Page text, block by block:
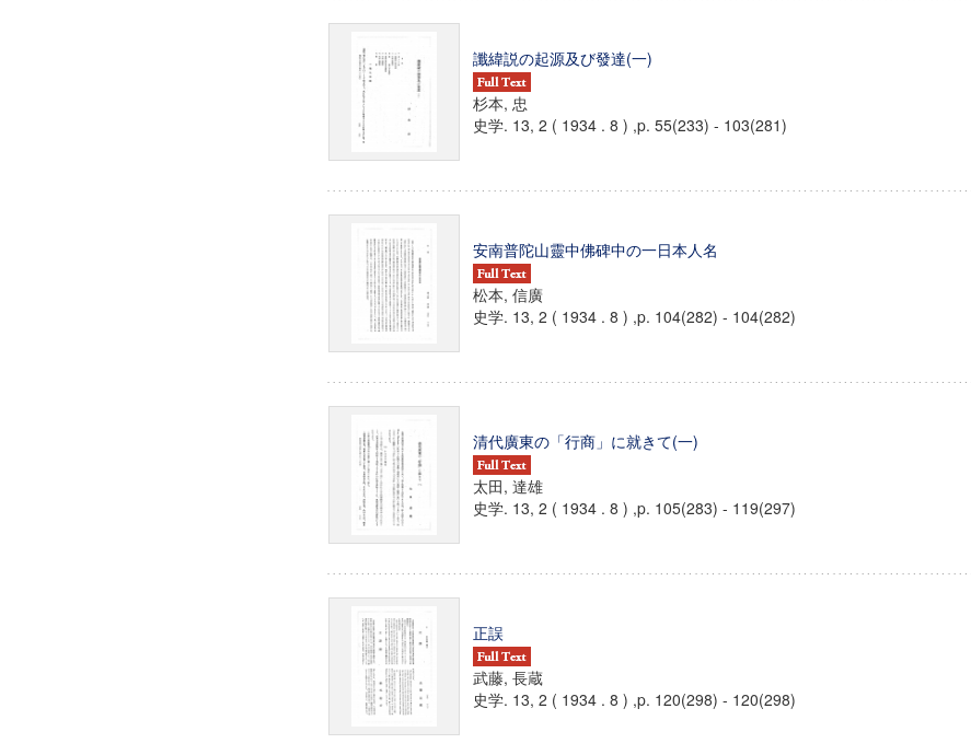
讖緯説の起源及び發達(一)
杉本, 忠
史学. 13, 2 ( 1934 . 8 ) ,p. 55(233) - 103(281)
安南普陀山靈中佛碑中の一日本人名
松本, 信廣
史学. 13, 2 ( 1934 . 8 ) ,p. 104(282) - 104(282)
清代廣東の「行商」に就きて(一)
太田, 達雄
史学. 13, 2 ( 1934 . 8 ) ,p. 105(283) - 119(297)
正誤
武藤, 長蔵
史学. 13, 2 ( 1934 . 8 ) ,p. 120(298) - 120(298)